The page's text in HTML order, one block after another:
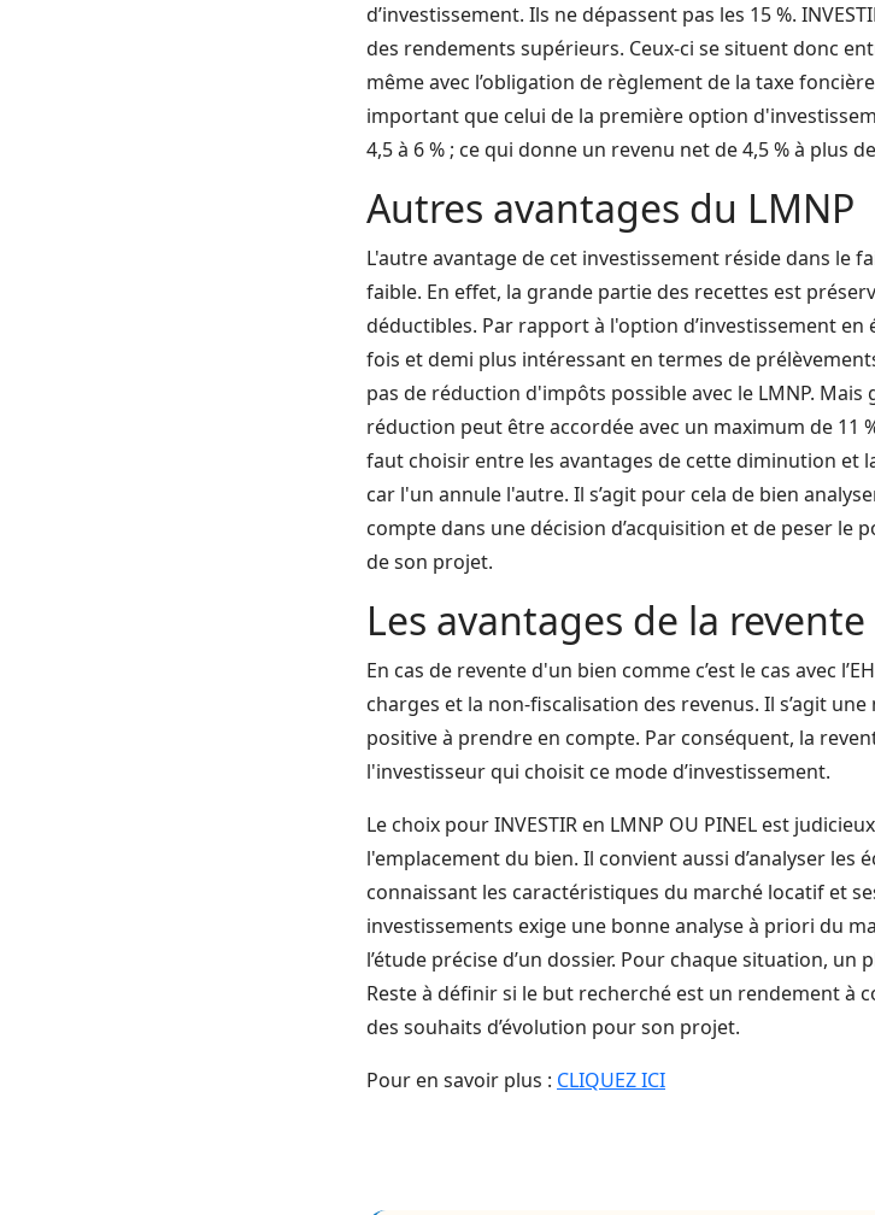
d’investissement. Ils ne dépassent pas les 15 %.
des rendements supérieurs. Ceux-ci se situent donc
même avec l’obligation de règlement de la taxe
important que celui de la première option
4,5 à 6 % ; ce qui donne un revenu net de 4,5 % à plus
Autres avantages du LMNP
L'autre avantage de cet investissement réside dans le
faible. En effet, la grande partie des recettes est
déductibles. Par rapport à l'option d’investissement en
fois et demi plus intéressant en termes de
pas de réduction d'impôts possible avec le LMNP. Mais
réduction peut être accordée avec un maximum de 11
faut choisir entre les avantages de cette diminution et
car l'un annule l'autre. Il s’agit pour cela de bien
compte dans une décision d’acquisition et de peser
de son projet.
Les avantages de la
En cas de revente d'un bien comme c’est le cas avec
charges et la non-fiscalisation des revenus. Il s’agit
positive à prendre en compte. Par conséquent, la
l'investisseur qui choisit ce mode d’investissement.
Le choix pour INVESTIR en LMNP OU PINEL est
l'emplacement du bien. Il convient aussi d’analyser les
connaissant les caractéristiques du marché locatif et
investissements exige une bonne analyse à priori du
l’étude précise d’un dossier. Pour chaque situation, un
Reste à définir si le but recherché est un rendement à
des souhaits d’évolution pour son projet.
Pour en savoir plus : CLIQUEZ ICI